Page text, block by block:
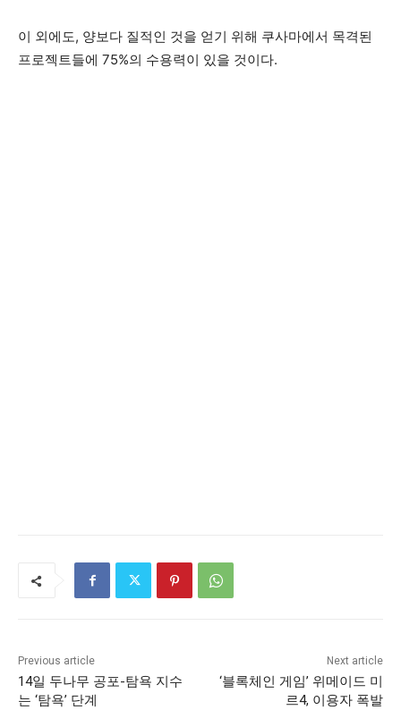
이 외에도, 양보다 질적인 것을 얻기 위해 쿠사마에서 목격된
프로젝트들에 75%의 수용력이 있을 것이다.
Previous article
14일 두나무 공포-탐욕 지수
는 ‘탐욕’ 단계
Next article
‘블록체인 게임’ 위메이드 미
르4, 이용자 폭발